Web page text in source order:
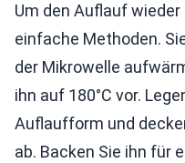
Um den Auflauf
einfache Methoden.
der Mikrowelle
ihn auf 180°C vor.
Auflaufform und
ab. Backen Sie ihn für